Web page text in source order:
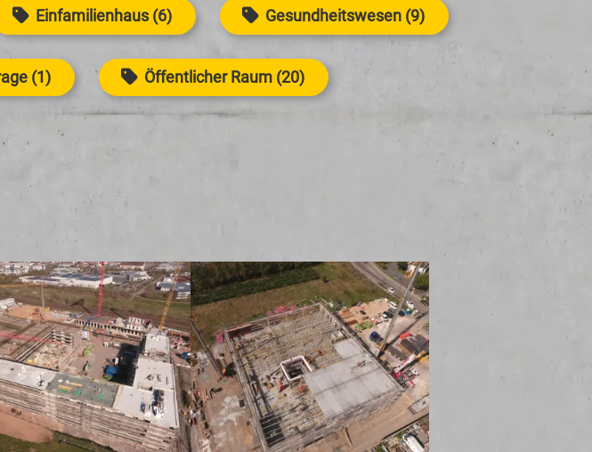
Einfamilienhaus (6) Gesundheitswesen (9)
(1) Öffentlicher Raum (20)